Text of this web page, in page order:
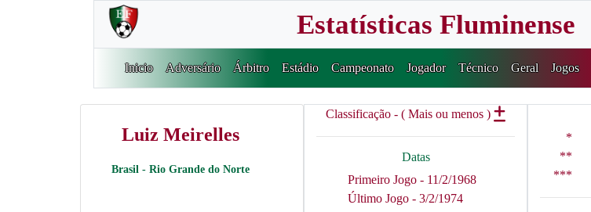
Estatísticas Fluminense
Inicio Adversário Árbitro Estádio Campeonato Jogador Técnico Geral Jogos
Luiz Meirelles
Brasil - Rio Grande do Norte
Classificação - ( Mais ou menos )
Datas
Primeiro Jogo - 11/2/1968
Último Jogo - 3/2/1974
*
**
***